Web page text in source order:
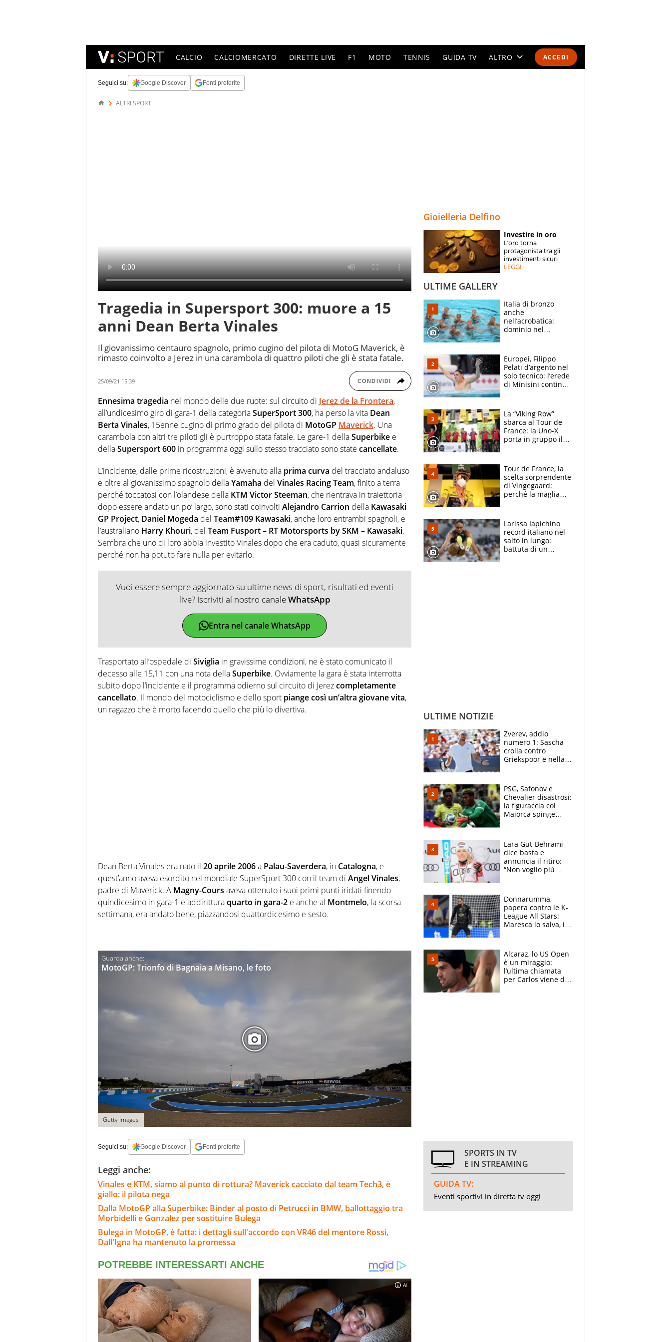
ACCEDI
CALCIO CALCIOMERCATO DIRETTE LIVE F1 MOTO TENNIS GUIDA TV ALTRO
SPECIALI
ESPERTI
Seguici su: Google Discover Fonti preferite
ALTRI SPORT
Tragedia in Supersport 300: muore a 15
anni Dean Berta Vinales
Il giovanissimo centauro spagnolo, primo cugino del pilota di MotoG Maverick, è
rimasto coinvolto a Jerez in una carambola di quattro piloti che gli è stata fatale.
25/09/21 15:39 CONDIVIDI
Ennesima tragedia nel mondo delle due ruote: sul circuito di Jerez de la Frontera,
all’undicesimo giro di gara-1 della categoriaSuperSport 300, ha perso la vita Dean
Berta Vinales, 15enne cugino di primo grado del pilota di MotoGP Maverick. Una
carambola con altri tre piloti gli è purtroppo stata fatale. Le gare-1 dellaSuperbike e
dellaSupersport 600 in programma oggi sullo stesso tracciato sono state cancellate.
L’incidente, dalle prime ricostruzioni, è avvenuto alla prima curva del tracciato andaluso
e oltre al giovanissimo spagnolo dellaYamaha del Vinales Racing Team, finito a terra
perché toccatosi con l’olandese della KTM Victor Steeman, che rientrava in traiettoria
dopo essere andato un po’ largo, sono stati coinvolti Alejandro Carrion della Kawasaki
GP Project, Daniel Mogeda del Team#109 Kawasaki, anche loro entrambi spagnoli, e
l’australiano Harry Khouri, del Team Fusport – RT Motorsports by SKM – Kawasaki.
Sembra che uno di loro abbia investito Vinales dopo che era caduto, quasi sicuramente
perché non ha potuto fare nulla per evitarlo.
Vuoi essere sempre aggiornato su ultime news di sport, risultati ed eventi
live? Iscriviti al nostro canaleWhatsApp
Entra nel canale WhatsApp
Trasportato all’ospedale di Siviglia in gravissime condizioni, ne è stato comunicato il
decesso alle 15,11 con una nota dellaSuperbike. Ovviamente la gara è stata interrotta
subito dopo l’incidente e il programma odierno sul circuito di Jerezcompletamente
cancellato. Il mondo del motociclismo e dello sport piange così un’altra giovane vita,
un ragazzo che è morto facendo quello che più lo divertiva.
Dean Berta Vinales era nato il 20 aprile 2006a Palau-Saverdera, in Catalogna, e
quest’anno aveva esordito nel mondiale SuperSport 300 con il team di Angel Vinales,
padre di Maverick. A Magny-Cours aveva ottenuto i suoi primi punti iridati finendo
quindicesimo in gara-1 e addiritturaquarto in gara-2 e anche al Montmelo, la scorsa
settimana, era andato bene, piazzandosi quattordicesimo e sesto.
MotoGP: Trionfo di Bagnaia a Misano, le foto
Getty Images
Seguici su: Google Discover Fonti preferite
Leggi anche:
Vinales e KTM, siamo al punto di rottura? Maverick cacciato dal team Tech3, è
giallo: il pilota nega
Dalla MotoGP alla Superbike: Binder al posto di Petrucci in BMW, ballottaggio tra
Morbidelli e Gonzalez per sostituire Bulega
Bulega in MotoGP, è fatta: i dettagli sull'accordo con VR46 del mentore Rossi,
Dall'Igna ha mantenuto la promessa
Gioielleria Delfino
Investire in oro
L’oro torna
protagonista tra gli
investimenti sicuri
LEGGI
ULTIME GALLERY
Italia di bronzo
anche
nell’acrobatica:
dominio nel
e compagni
continuare
Europei, Filippo
Pelati d’argento nel
solo tecnico: l’erede
di Minisini continua
mirino
La “Viking Row”
sbarca al Tour de
France: la Uno-X
porta in gruppo il
compagni
Tour de France, la
scelta sorprendente
di Vingegaard:
perché la maglia
rischio da evitare
Larissa Iapichino
record italiano nel
salto in lungo:
battuta di un
ULTIME NOTIZIE
Zverev, addio
numero 1: Sascha
crolla contro
Griekspoor e nella
terzo. Quanti malori
a Montreal
PSG, Safonov e
Chevalier disastrosi:
la figuraccia col
Maiorca spinge
rischio beffa
Lara Gut-Behrami
dice basta e
annuncia il ritiro:
“Non voglio più
Brignone
Donnarumma,
papera contro le K-
League All Stars:
Maresca lo salva, i
Alcaraz, lo US Open
è un miraggio:
l’ultima chiamata
per Carlos viene da
SPORTS IN TV
E IN STREAMING
GUIDA TV:
Eventi sportivi in diretta tv oggi